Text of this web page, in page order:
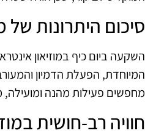
סיכום היתרונות של
השקעה ביום כיף במוזיאון
המיוחדת, הפעלת הדמיון
מחפשים פעילות מהנה ומועילה,
חוויה רב-חושית